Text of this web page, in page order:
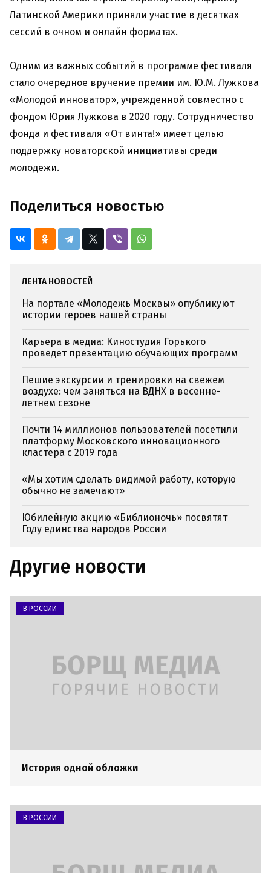
Латинской Америки приняли участие в десятках
сессий в очном и онлайн форматах.
Одним из важных событий в программе фестиваля
стало очередное вручение премии им. Ю.М. Лужкова
«Молодой инноватор», учрежденной совместно с
фондом Юрия Лужкова в 2020 году. Сотрудничество
фонда и фестиваля «От винта!» имеет целью
поддержку новаторской инициативы среди
молодежи.
Поделиться новостью
ЛЕНТА НОВОСТЕЙ
На портале «Молодежь Москвы» опубликуют
истории героев нашей страны
Карьера в медиа: Киностудия Горького
проведет презентацию обучающих программ
Пешие экскурсии и тренировки на свежем
воздухе: чем заняться на ВДНХ в весенне-
летнем сезоне
Почти 14 миллионов пользователей посетили
платформу Московского инновационного
кластера с 2019 года
«Мы хотим сделать видимой работу, которую
обычно не замечают»
Юбилейную акцию «Библионочь» посвятят
Году единства народов России
Другие новости
В РОССИИ
История одной обложки
В РОССИИ